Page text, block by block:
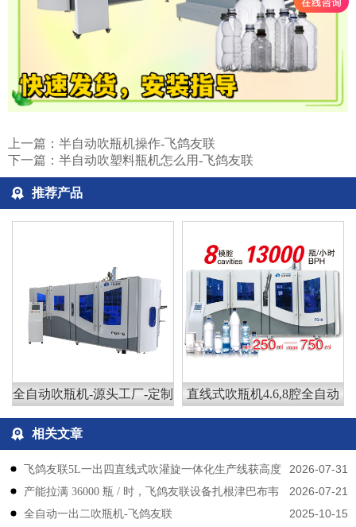
上一篇： 半自动吹瓶机操作-飞鸽友联
下一篇： 半自动吹塑料瓶机怎么用-飞鸽友联
推荐产品
全自动吹瓶机-源头工厂-定制 直线式吹瓶机4.6,8腔全自动
相关文章
2026-07-31
飞鸽友联5L一出四直线式吹灌旋一体化生产线获高度
认可
2026-07-21
产能拉满 36000 瓶 / 时，飞鸽友联设备扎根津巴布韦
2025-10-15
​​全自动一出二吹瓶机-飞鸽友联